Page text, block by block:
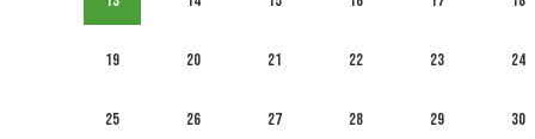
19 20 21 22 23 24
25 26 27 28 29 30